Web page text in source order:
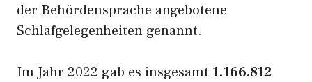
der Behördensprache angebotene
Schlafgelegenheiten genannt.
Im Jahr 2022 gab es insgesamt 1.166.812